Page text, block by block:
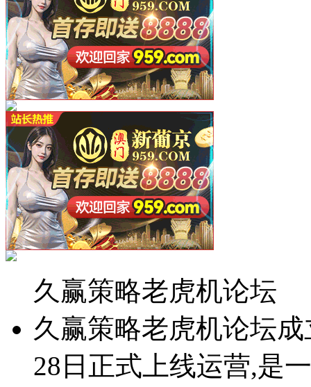
久赢策略老虎机论坛
久赢策略老虎机论坛成
28日正式上线运营,是